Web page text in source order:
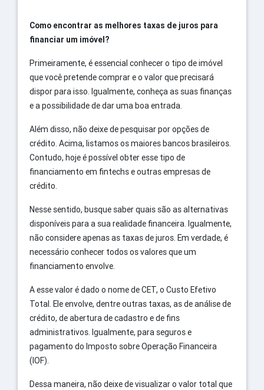
Como encontrar as melhores taxas de juros para
financiar um imóvel?
Primeiramente, é essencial conhecer o tipo de imóvel
que você pretende comprar e o valor que precisará
dispor para isso. Igualmente, conheça as suas finanças
e a possibilidade de dar uma boa entrada.
Além disso, não deixe de pesquisar por opções de
crédito. Acima, listamos os maiores bancos brasileiros.
Contudo, hoje é possível obter esse tipo de
financiamento em fintechs e outras empresas de
crédito.
Nesse sentido, busque saber quais são as alternativas
disponíveis para a sua realidade financeira. Igualmente,
não considere apenas as taxas de juros. Em verdade, é
necessário conhecer todos os valores que um
financiamento envolve.
A esse valor é dado o nome de CET, o Custo Efetivo
Total. Ele envolve, dentre outras taxas, as de análise de
crédito, de abertura de cadastro e de fins
administrativos. Igualmente, para seguros e
pagamento do Imposto sobre Operação Financeira
(IOF).
Dessa maneira, não deixe de visualizar o valor total que